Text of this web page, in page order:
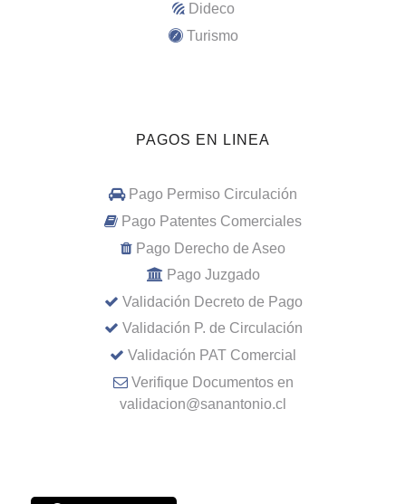
Dideco
Turismo
PAGOS EN LINEA
Pago Permiso Circulación
Pago Patentes Comerciales
Pago Derecho de Aseo
Pago Juzgado
Validación Decreto de Pago
Validación P. de Circulación
Validación PAT Comercial
Verifique Documentos en
validacion@sanantonio.cl